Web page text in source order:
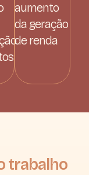
aumento
da geração
de renda
trabalho